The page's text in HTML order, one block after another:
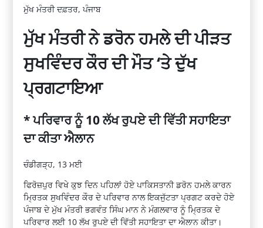
ਮੁੱਖ ਮੰਤਰੀ ਦਫ਼ਤਰ, ਪੰਜਾਬ
ਮੁੱਖ ਮੰਤਰੀ ਨੇ ਡਰੋਨ ਹਮਲੇ ਦੀ ਪੀੜਤ
ਸੁਖਵਿੰਦਰ ਕੌਰ ਦੀ ਮੌਤ ‘ਤੇ ਦੁੱਖ
ਪ੍ਰਗਟਾਇਆ
* ਪਰਿਵਾਰ ਨੂੰ 10 ਲੱਖ ਰੁਪਏ ਦੀ ਵਿੱਤੀ ਸਹਾਇਤਾ
ਦਾ ਕੀਤਾ ਐਲਾਨ
ਚੰਡੀਗੜ੍ਹ, 13 ਮਈ
ਫਿਰੋਜ਼ਪੁਰ ਵਿਖੇ ਕੁਝ ਦਿਨ ਪਹਿਲਾਂ ਹੋਏ ਪਾਕਿਸਤਾਨੀ ਡਰੋਨ ਹਮਲੇ ਕਾਰਨ
ਮ੍ਰਿਤਕ ਸੁਖਵਿੰਦਰ ਕੌਰ ਦੇ ਪਰਿਵਾਰ ਨਾਲ ਇਕਜੁੱਟਤਾ ਪ੍ਰਗਟ ਕਰਦੇ ਹੋਏ
ਪੰਜਾਬ ਦੇ ਮੁੱਖ ਮੰਤਰੀ ਭਗਵੰਤ ਸਿੰਘ ਮਾਨ ਨੇ ਮੰਗਲਵਾਰ ਨੂੰ ਮ੍ਰਿਤਕ ਦੇ
ਪਰਿਵਾਰ ਲਈ 10 ਲੱਖ ਰੁਪਏ ਦੀ ਵਿੱਤੀ ਸਹਾਇਤਾ ਦਾ ਐਲਾਨ ਕੀਤਾ।